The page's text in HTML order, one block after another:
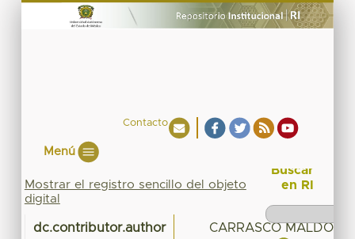
Contacto
Menú
Mostrar el registro sencillo del objeto
digital
dc.contributor.author CARRASCO
Buscar
en RI